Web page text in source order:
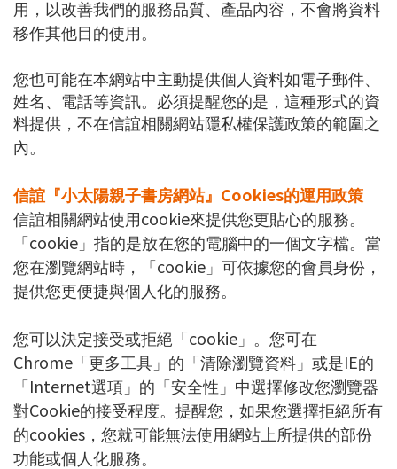
用，以改善我們的服務品質、產品內容，不會將資料
移作其他目的使用。
您也可能在本網站中主動提供個人資料如電子郵件、
姓名、電話等資訊。必須提醒您的是，這種形式的資
料提供，不在信誼相關網站隱私權保護政策的範圍之
內。
信誼『小太陽親子書房網站』 Cookies的運用政策
信誼相關網站使用 cookie來提供您更貼心的服務。
「 cookie 」指的是放在您的電腦中的一個文字檔。當
您在瀏覽網站時，「 cookie 」可依據您的會員身份，
提供您更便捷與個人化的服務。
您可以決定接受或拒絕「 cookie 」。您可在
Chrome 「更多工具」的「清除瀏覽資料」或是IE的
「 Internet選項」的「安全性」中選擇修改您瀏覽器
對Cookie的接受程度。提醒您，如果您選擇拒絕所有
的cookies ，您就可能無法使用網站上所提供的部份
功能或個人化服務。